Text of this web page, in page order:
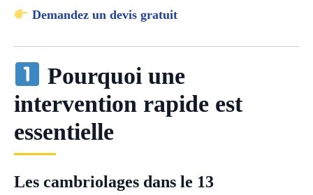
Demandez un devis gratuit
Pourquoi une
intervention rapide est
essentielle
Les cambriolages dans le 13